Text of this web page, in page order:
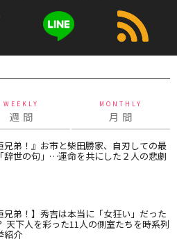
WEEKLY
週 間
MONTHLY
月 間
兄弟！』お市と柴田勝家、自刃しての最
辞世の句」…運命を共にした２人の悲劇
兄弟！】秀吉は本当に「女狂い」だった
天下人を彩った11人の側室たちを時系列
紹介